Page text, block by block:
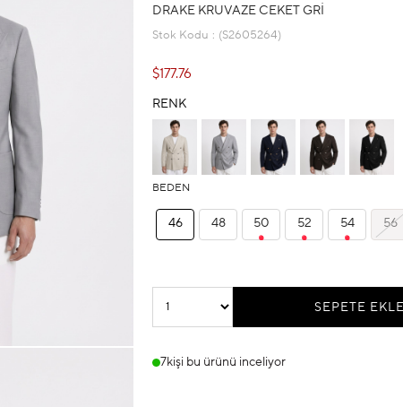
DRAKE KRUVAZE CEKET GRI
Stok Kodu (S2605264)
$177.76
RENK
BEDEN
46 48 50 52 54 56
7kişi bu ürünü inceliyor